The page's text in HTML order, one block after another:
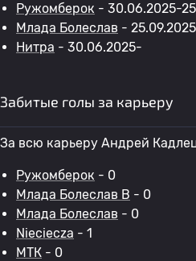
Ружомберок - 30.06.2025-
Млада Болеслав -
Нитра - 30.06.2025-
Забитые голы за карьеру
За всю карьеру Андрей
Ружомберок - 0
Млада Болеслав B - 0
Млада Болеслав - 0
Nieciecza - 1
МТК - 0